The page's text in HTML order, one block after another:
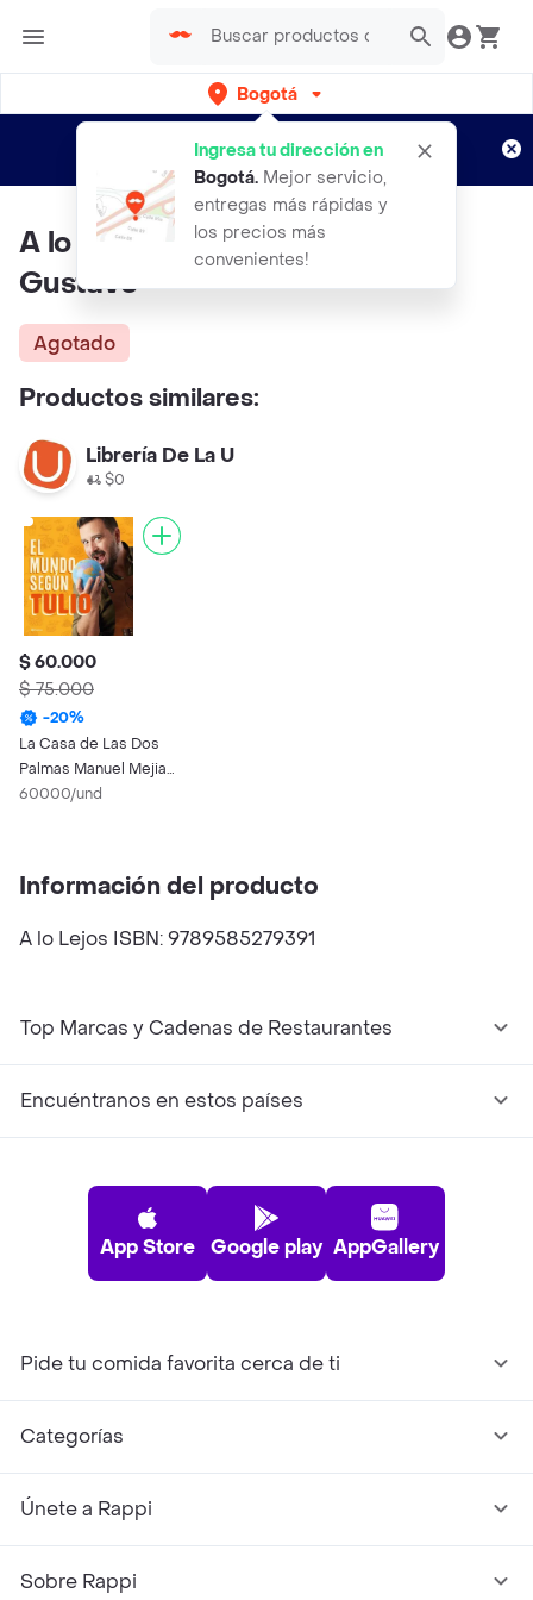
Bogotá
Ingresa tu dirección en
Bogotá. Mejor servicio,
entregas más rápidas y
los precios más
convenientes!
envíos gratis por semanas
Aplican TyC
A lo Lejos - Parada Aguirre/
Gustavo
Agotado
Productos similares:
Librería De La U
$0
$ 60.000
$ 75.000
-20%
La Casa de Las Dos
Palmas Manuel Mejia
Vallejo
60000/und
Información del producto
A lo Lejos ISBN: 9789585279391
Top Marcas y Cadenas de Restaurantes
Encuéntranos en estos países
App Store Google play AppGallery
Pide tu comida favorita cerca de ti
Categorías
Únete a Rappi
Sobre Rappi